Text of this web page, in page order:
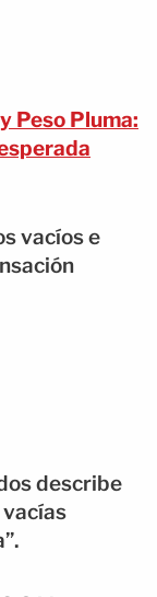
Peso Pluma:
vacíos e
describe